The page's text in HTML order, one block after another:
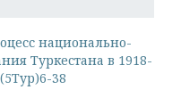
национально-
Туркестана в 1918-
38